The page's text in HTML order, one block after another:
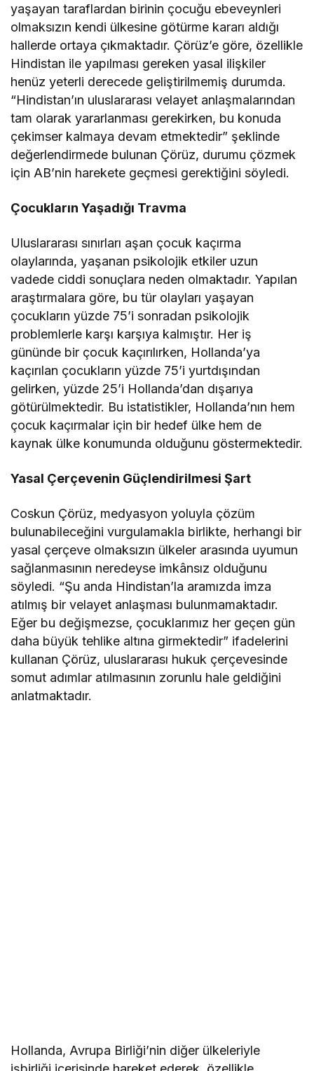
yaşayan taraflardan birinin çocuğu ebeveynleri
olmaksızın kendi ülkesine götürme kararı aldığı
hallerde ortaya çıkmaktadır. Çörüz’e göre, özellikle
Hindistan ile yapılması gereken yasal ilişkiler
henüz yeterli derecede geliştirilmemiş durumda.
“Hindistan’ın uluslararası velayet anlaşmalarından
tam olarak yararlanması gerekirken, bu konuda
çekimser kalmaya devam etmektedir” şeklinde
değerlendirmede bulunan Çörüz, durumu çözmek
için AB’nin harekete geçmesi gerektiğini söyledi.
Çocukların Yaşadığı Travma
Uluslararası sınırları aşan çocuk kaçırma
olaylarında, yaşanan psikolojik etkiler uzun
vadede ciddi sonuçlara neden olmaktadır. Yapılan
araştırmalara göre, bu tür olayları yaşayan
çocukların yüzde 75’i sonradan psikolojik
problemlerle karşı karşıya kalmıştır. Her iş
gününde bir çocuk kaçırılırken, Hollanda’ya
kaçırılan çocukların yüzde 75’i yurtdışından
gelirken, yüzde 25’i Hollanda’dan dışarıya
götürülmektedir. Bu istatistikler, Hollanda’nın hem
çocuk kaçırmalar için bir hedef ülke hem de
kaynak ülke konumunda olduğunu göstermektedir.
Yasal Çerçevenin Güçlendirilmesi Şart
Coskun Çörüz, medyasyon yoluyla çözüm
bulunabileceğini vurgulamakla birlikte, herhangi bir
yasal çerçeve olmaksızın ülkeler arasında uyumun
sağlanmasının neredeyse imkânsız olduğunu
söyledi. “Şu anda Hindistan’la aramızda imza
atılmış bir velayet anlaşması bulunmamaktadır.
Eğer bu değişmezse, çocuklarımız her geçen gün
daha büyük tehlike altına girmektedir” ifadelerini
kullanan Çörüz, uluslararası hukuk çerçevesinde
somut adımlar atılmasının zorunlu hale geldiğini
anlatmaktadır.
Hollanda, Avrupa Birliği’nin diğer ülkeleriyle